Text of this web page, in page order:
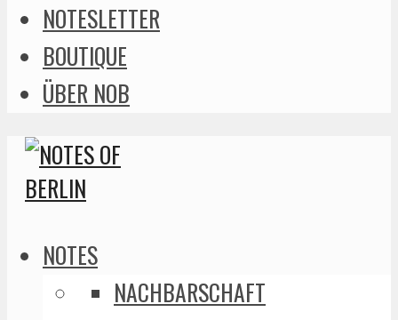
NOTESLETTER
BOUTIQUE
ÜBER NOB
NOTES
NACHBARSCHAFT